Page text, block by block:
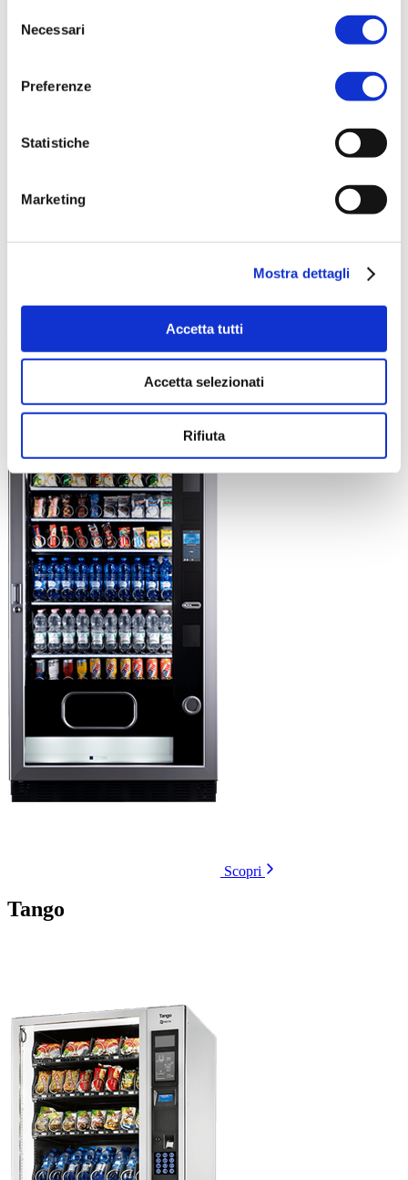
delNecessari
Preferenze
Statistiche
Marketing
Mostra dettagli
Accetta tutti
Accetta selezionati
Rifiuta
Scopri
Tango